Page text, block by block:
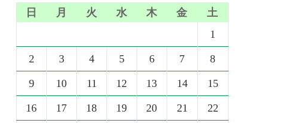
日 月 火 水 木 金
土
1
2 3 4 5 6 7 8
9 10 11 12 13 14 15
16 17 18 19 20 21 22